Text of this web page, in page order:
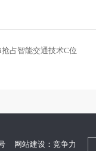
占智能交通技术C位
网站建设：竞争力